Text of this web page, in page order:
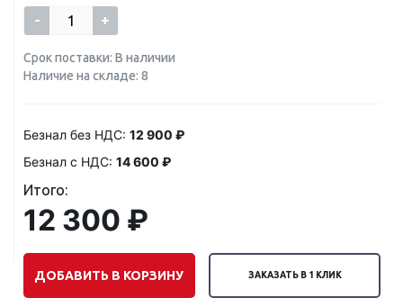
- +
Срок поставки: В наличии
Наличие на складе: 8
Безнал без НДС: 12 900 ₽
Безнал с НДС: 14 600 ₽
Итого:
12 300 ₽
ДОБАВИТЬ В КОРЗИНУ ЗАКАЗАТЬ В 1 КЛИК